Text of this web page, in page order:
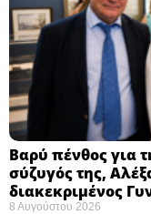
Βαρύ πένθος για
σύζυγός της,
διακεκριμένος
8 Αυγούστου 2026